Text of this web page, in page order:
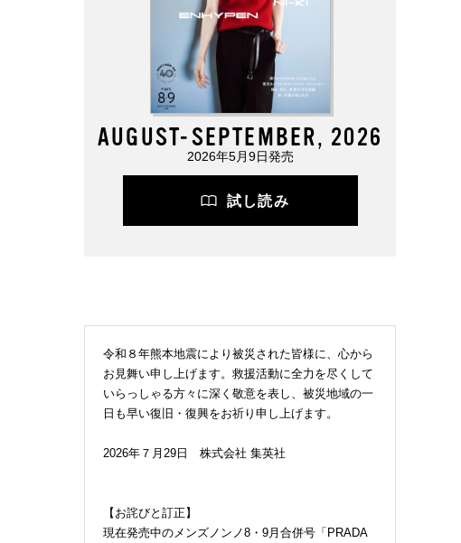
AUGUST-SEPTEMBER, 2026
2026年5月9日発売
試し読み
令和８年熊本地震により被災された皆様に、心から
お見舞い申し上げます。救援活動に全力を尽くして
いらっしゃる方々に深く敬意を表し、被災地域の一
日も早い復旧・復興をお祈り申し上げます。
2026年７月29日 株式会社 集英社
【お詫びと訂正】
現在発売中のメンズノンノ8・9月合併号「PRADA